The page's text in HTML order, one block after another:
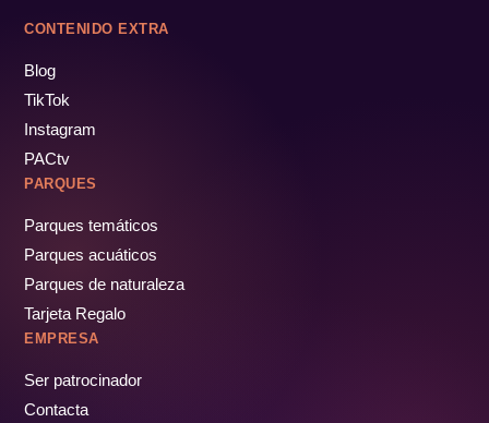
CONTENIDO EXTRA
Blog
TikTok
Instagram
PACtv
PARQUES
Parques temáticos
Parques acuáticos
Parques de naturaleza
Tarjeta Regalo
EMPRESA
Ser patrocinador
Contacta